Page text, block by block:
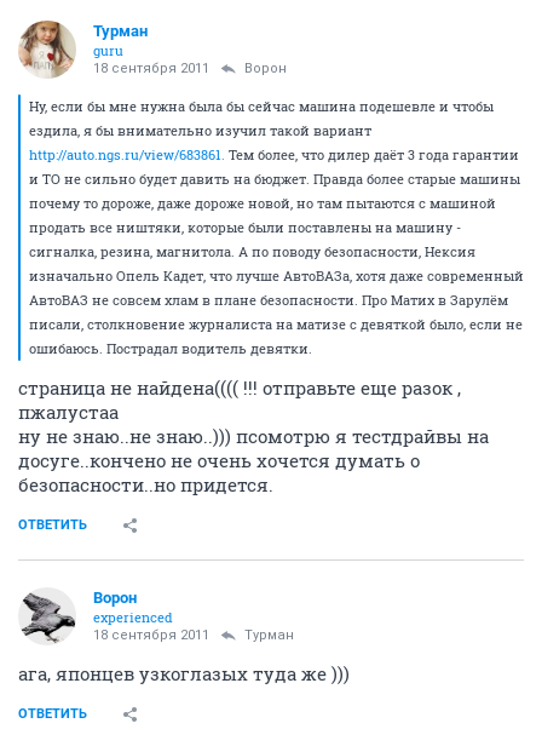
Турман
guru
18 сентября 2011 Ворон
Ну, если бы мне нужна была бы сейчас машина подешевле и чтобы
ездила, я бы внимательно изучил такой вариант
http://auto.ngs.ru/view/683861. Тем более, что дилер даёт 3 года гарантии
и ТО не сильно будет давить на бюджет. Правда более старые машины
почему то дороже, даже дороже новой, но там пытаются с машиной
продать все ништяки, которые были поставлены на машину -
сигналка, резина, магнитола. А по поводу безопасности, Нексия
изначально Опель Кадет, что лучше АвтоВАЗа, хотя даже современный
АвтоВАЗ не совсем хлам в плане безопасности. Про Матих в Зарулём
писали, столкновение журналиста на матизе с девяткой было, если не
ошибаюсь. Пострадал водитель девятки.
страница не найдена(((( !!! отправьте еще разок ,
пжалустаа
ну не знаю..не знаю..))) псомотрю я тестдрайвы на
досуге..кончено не очень хочется думать о
безопасности..но придется.
ОТВЕТИТЬ
Ворон
experienced
18 сентября 2011 Турман
ага, японцев узкоглазых туда же )))
ОТВЕТИТЬ